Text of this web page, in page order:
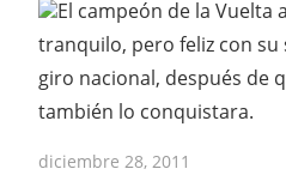
El campeón de la Vuelta
tranquilo, pero feliz con
giro nacional, después de
también lo conquistara.
diciembre 28, 2011